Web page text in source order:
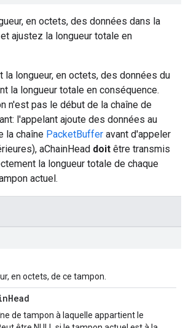
en octets, des données dans la
ajustez la longueur totale en
la longueur, en octets, des données du
la longueur totale en conséquence.
n'est pas le début de la chaîne de
l'appelant ajoute des données au
la chaîne PacketBuffer avant d'appeler
aChainHead doit être transmis
la longueur totale de chaque
actuel.
en octets, de ce tampon.
Head
de tampon à laquelle appartient le